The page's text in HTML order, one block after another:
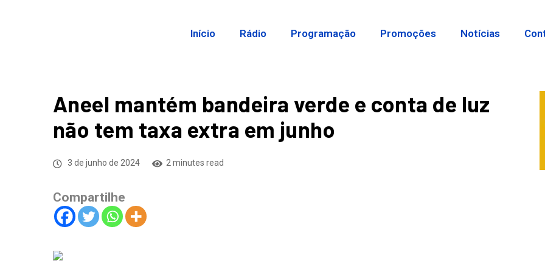
Início Rádio Programação Promoções Notícias
Aneel mantém bandeira verde e conta de luz
não tem taxa extra em junho
3 de junho de 2024 2 minutes read
Compartilhe